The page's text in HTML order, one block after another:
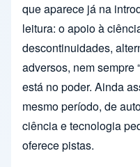
que aparece já na
leitura: o apoio à
descontinuidades,
adversos, nem sempre
está no poder. Ainda
mesmo período, de
ciência e tecnologia
oferece pistas.